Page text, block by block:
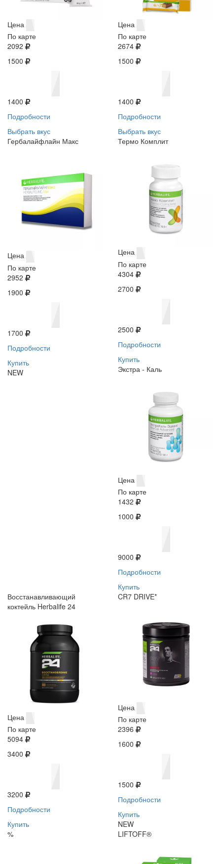
Цена
По карте
2092
1500
1400
Подробности
Выбрать вкус
Цена
По карте
2674
1500
1400
Подробности
Выбрать вкус
Гербалайфлайн Макс
Цена
По карте
2952
1900
1700
Подробности
Купить
NEW
Термо Комплит
Цена
По карте
4304
2700
2500
Подробности
Купить
Экстра - Каль
Цена
По карте
1432
1000
9000
Подробности
Купить
Восстанавливающий
коктейль Herbalife 24
Цена
По карте
5094
3400
3200
Подробности
Купить
%
CR7 DRIVE*
Цена
По карте
2396
1600
1500
Подробности
Купить
NEW
LIFTOFF®